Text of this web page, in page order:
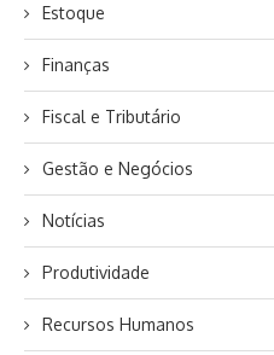
Estoque
Finanças
Fiscal e Tributário
Gestão e Negócios
Notícias
Produtividade
Recursos Humanos